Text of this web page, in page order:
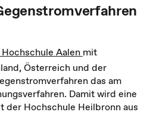
Aalen mit
Österreich und der
das am
Damit wird eine
der Hochschule Heilbronn aus